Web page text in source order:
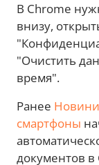
В Chrome
внизу,
"Очистить
время".
Ранее
смартфоны
документов в